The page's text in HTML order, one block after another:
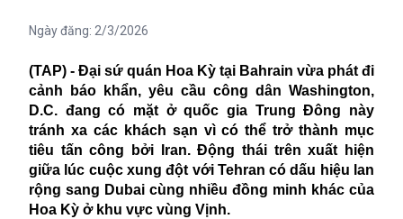
Ngày đăng: 2/3/2026
(TAP) - Đại sứ quán Hoa Kỳ tại Bahrain vừa phát đi
cảnh báo khẩn, yêu cầu công dân Washington,
D.C. đang có mặt ở quốc gia Trung Đông này
tránh xa các khách sạn vì có thể trở thành mục
tiêu tấn công bởi Iran. Động thái trên xuất hiện
giữa lúc cuộc xung đột với Tehran có dấu hiệu lan
rộng sang Dubai cùng nhiều đồng minh khác của
Hoa Kỳ ở khu vực vùng Vịnh.